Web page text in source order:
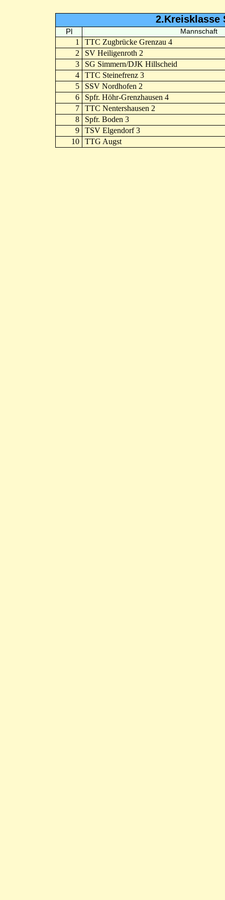
2.Kreisklasse
Pl Mannschaft
1
TTC Zugbrücke Grenzau 4
2
SV Heiligenroth 2
3
SG Simmern/DJK Hillscheid
4
TTC Steinefrenz 3
5
SSV Nordhofen 2
6
Spfr. Höhr-Grenzhausen 4
7
TTC Nentershausen 2
8
Spfr. Boden 3
9
TSV Elgendorf 3
10
TTG Augst